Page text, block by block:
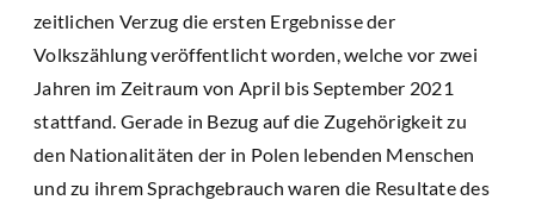
zeitlichen Verzug die ersten Ergebnisse der
Volkszählung veröffentlicht worden, welche vor zwei
Jahren im Zeitraum von April bis September 2021
stattfand. Gerade in Bezug auf die Zugehörigkeit zu
den Nationalitäten der in Polen lebenden Menschen
und zu ihrem Sprachgebrauch waren die Resultate des